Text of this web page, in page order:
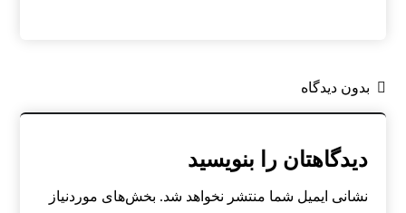
بدون دیدگاه
دیدگاهتان را بنویسید
نشانی ایمیل شما منتشر نخواهد شد. بخش‌های موردنیاز